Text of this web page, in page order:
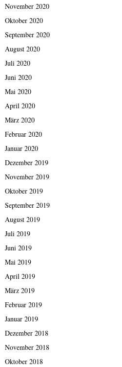
November 2020
Oktober 2020
September 2020
August 2020
Juli 2020
Juni 2020
Mai 2020
April 2020
März 2020
Februar 2020
Januar 2020
Dezember 2019
November 2019
Oktober 2019
September 2019
August 2019
Juli 2019
Juni 2019
Mai 2019
April 2019
März 2019
Februar 2019
Januar 2019
Dezember 2018
November 2018
Oktober 2018